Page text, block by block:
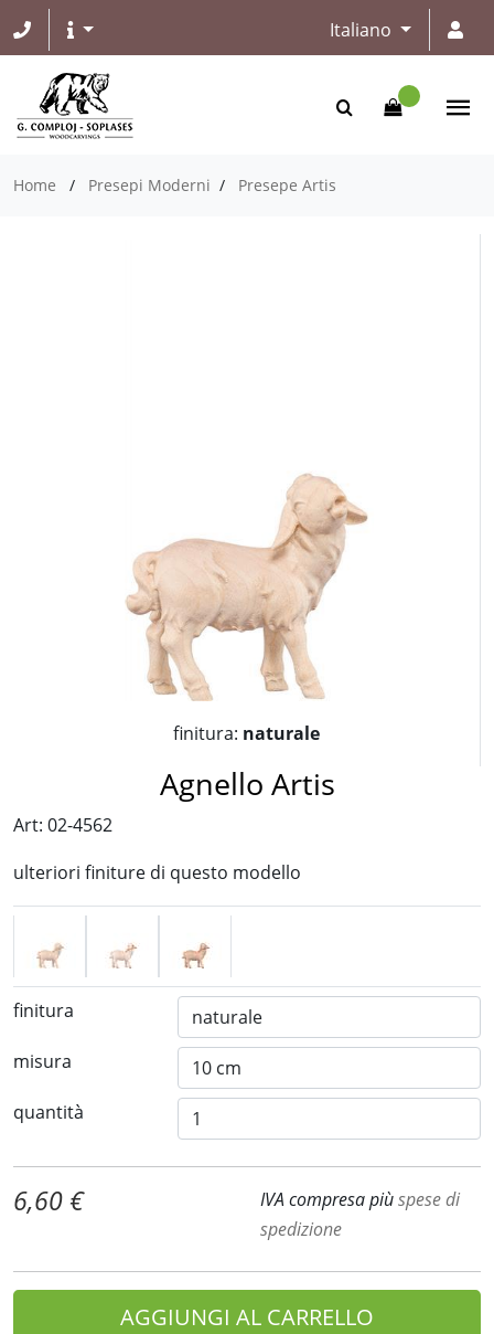
Italiano
Home / Presepi Moderni / Presepe Artis
finitura: naturale
Agnello Artis
Art: 02-4562
ulteriori finiture di questo modello
finitura
misura
quantità
6,60 € IVA compresa piùspese di
spedizione
AGGIUNGI AL CARRELLO